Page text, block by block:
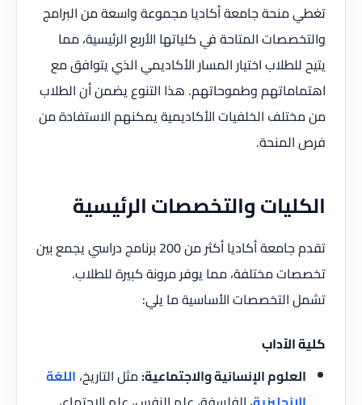
تغطي منحة جامعة أكاديا مجموعة واسعة من البرامج
والتخصصات المتاحة في كلياتها الأربع الرئيسية، مما
يتيح للطلاب اختيار المسار الأكاديمي الذي يتوافق مع
اهتماماتهم وطموحاتهم. هذا التنوع يضمن أن الطلاب
من مختلف الخلفيات الأكاديمية يمكنهم الاستفادة من
فرص المنحة.
الكليات والتخصصات الرئيسية
تقدم جامعة أكاديا أكثر من 200 برنامج دراسي يجمع بين
تخصصات مختلفة، مما يوفر مرونة كبيرة للطلاب.
تشمل التخصصات الأساسية ما يلي:
كلية الآداب
العلوم الإنسانية والاجتماعية:مثل التاريخ،اللغة